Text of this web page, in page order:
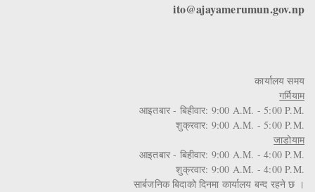
ito@ajayamerumun.gov.np
कार्यालय समय
गर्मियाम
आइतबार - बिहीवार: 9:00 A.M. - 5:00 P.M.
शुक्रवार: 9:00 A.M. - 5:00 P.M.
जाडोयाम
आइतबार - बिहीवार: 9:00 A.M. - 4:00 P.M.
शुक्रवार: 9:00 A.M. - 4:00 P.M.
सार्बजनिक बिदाको दिनमा कार्यालय बन्द रहने छ ।